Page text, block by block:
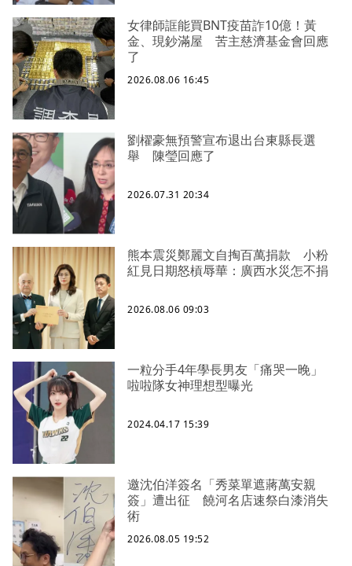
女律師誆能買BNT疫苗詐10億！黃
金、現鈔滿屋 苦主慈濟基金會回應
了
2026.08.06 16:45
劉櫂豪無預警宣布退出台東縣長選
舉 陳瑩回應了
2026.07.31 20:34
熊本震災鄭麗文自掏百萬捐款 小粉
紅見日期怒槓辱華：廣西水災怎不捐
2026.08.06 09:03
一粒分手4年學長男友「痛哭一晚」
啦啦隊女神理想型曝光
2024.04.17 15:39
邀沈伯洋簽名「秀菜單遮蔣萬安親
簽」遭出征 饒河名店速祭白漆消失
術
2026.08.05 19:52